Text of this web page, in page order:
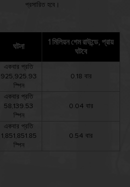
প্রসারিত হবে।
ঘটনা
একবার প্রতি
925,925.93
স্পিন
একবার প্রতি
58,139.53
স্পিন
একবার প্রতি
1,851,851.85
স্পিন
1 মিলিয়ন গেম রাউন্ডে, প্রায়
ঘটবে
0.18 বার
0.04 বার
0.54 বার